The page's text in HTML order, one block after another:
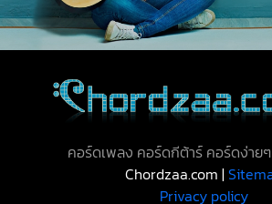
คอร์ดเพลง คอร์ดกีต้าร์ คอร์ดง่าย
Chordzaa.com |
Privacy policy